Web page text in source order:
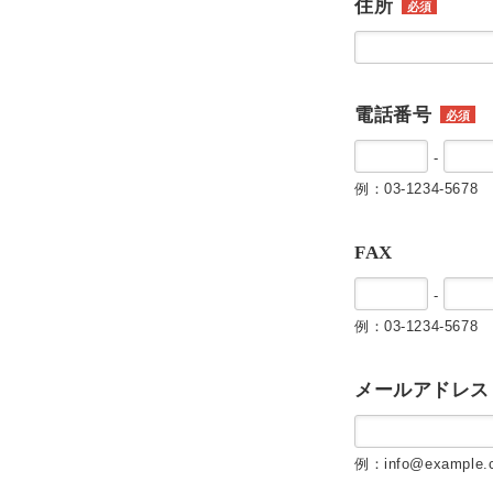
住所 必須
電話番号 必須
-
例：03-1234-5678
FAX
-
例：03-1234-5678
メールアドレス
例：